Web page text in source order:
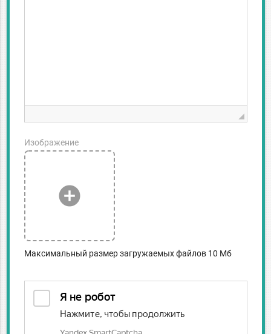
add_circle
Изображение
Максимальный размер загружаемых файлов 10 Мб